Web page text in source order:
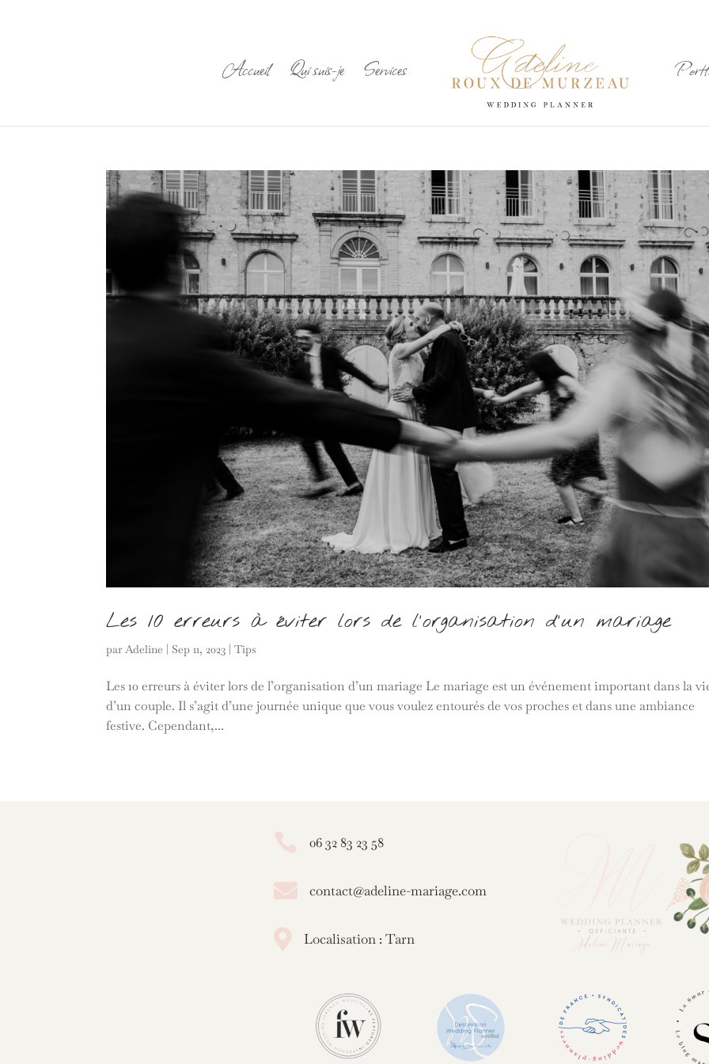
Accueil Qui suis-je Services
Les 10 erreurs à éviter lors de l’organisation d’un mariage
parAdeline Sep 11, 2023 |Tips
Les 10 erreurs à éviter lors de l’organisation d’un mariage Le mariage est un événement important dans la
d’un couple. Il s’agit d’une journée unique que vous voulez entourés de vos proches et dans une ambiance
festive. Cependant,...
 06 32 83 23 58
 contact@adeline-mariage.com
 Localisation : Tarn